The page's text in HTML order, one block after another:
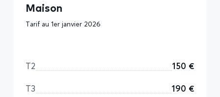
Maison
Tarif au 1er janvier 2026
T2 150 €
T3 190 €